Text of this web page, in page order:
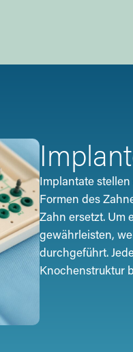
Implantate
Formen des
Zahn ersetzt. Um
gewährleisten,
durchgeführt.
Knochenstruktur